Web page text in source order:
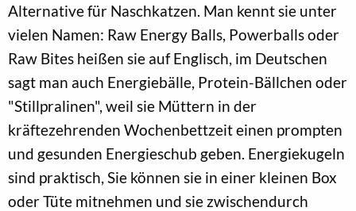
Alternative für Naschkatzen. Man kennt sie unter
vielen Namen: Raw Energy Balls, Powerballs oder
Raw Bites heißen sie auf Englisch, im Deutschen
sagt man auch Energiebälle, Protein-Bällchen oder
"Stillpralinen", weil sie Müttern in der
kräftezehrenden Wochenbettzeit einen prompten
und gesunden Energieschub geben. Energiekugeln
sind praktisch, Sie können sie in einer kleinen Box
oder Tüte mitnehmen und sie zwischendurch